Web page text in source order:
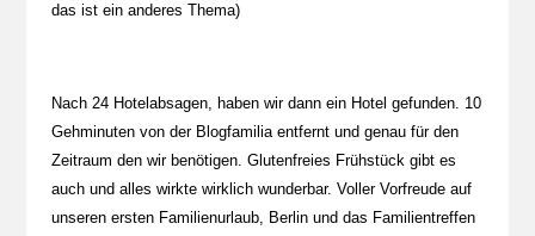
das ist ein anderes Thema)
Nach 24 Hotelabsagen, haben wir dann ein Hotel gefunden. 10
Gehminuten von der Blogfamilia entfernt und genau für den
Zeitraum den wir benötigen. Glutenfreies Frühstück gibt es
auch und alles wirkte wirklich wunderbar. Voller Vorfreude auf
unseren ersten Familienurlaub, Berlin und das Familientreffen